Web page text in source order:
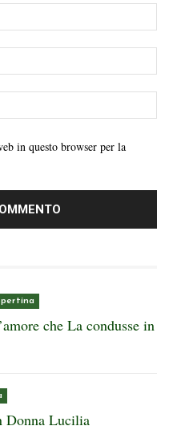
in questo browser per la
che La condusse in
Donna Lucilia